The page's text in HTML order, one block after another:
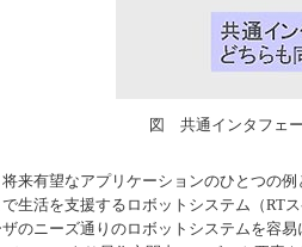
図 共通インタフェ
来有望なアプリケーションのひとつの
生活を支援するロボットシステム（RT
のニーズ通りのロボットシステムを容